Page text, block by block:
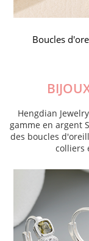
Ensemble de
Hengdian
gamme en argent
des boucles
colliers